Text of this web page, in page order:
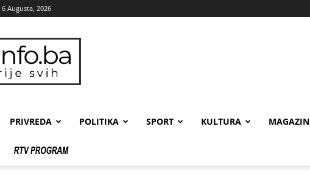
Augusta, 2026
PRIVREDA POLITIKA SPORT KULTURA MAGAZIN